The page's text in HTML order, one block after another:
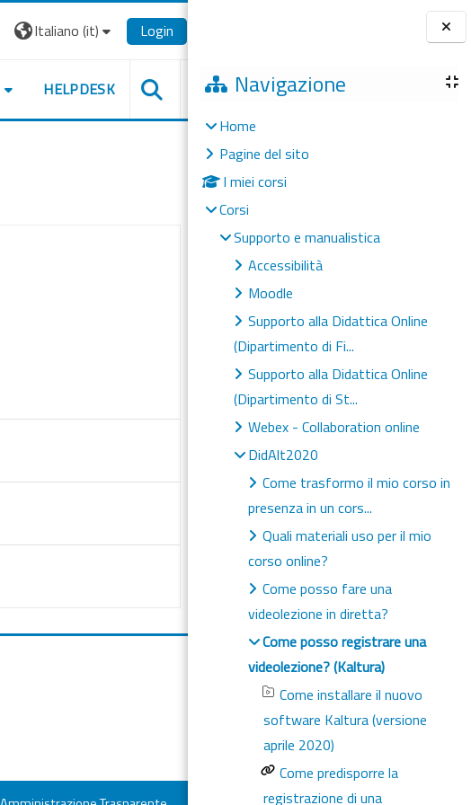
Blocchi
Navigazione
Home
Pagine del sito
I miei corsi
Corsi
Supporto e manualistica
Accessibilità
Moodle
Supporto alla Didattica Online
(Dipartimento di Fi...
Supporto alla Didattica Online
(Dipartimento di St...
Webex - Collaboration online
DidAlt2020
Come trasformo il mio corso in
presenza in un cors...
Quali materiali uso per il mio
corso online?
Come posso fare una
videolezione in diretta?
Come posso registrare una
videolezione? (Kaltura)
Come installare il nuovo
software Kaltura (versione
aprile 2020)
Come predisporre la
registrazione di una
Italiano ‎(it)‎ Login
HELPDESK